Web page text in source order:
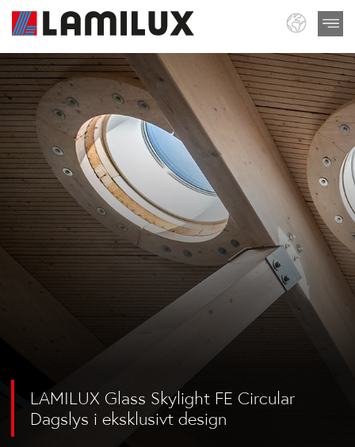
LAMILUX Glass Skylight FE Circular
Dagslys i eksklusivt design